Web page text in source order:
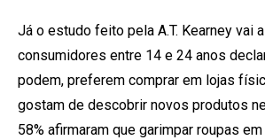
Já o estudo feito pela A.T. Kearney vai
consumidores entre 14 e 24 anos
podem, preferem comprar em lojas
gostam de descobrir novos produtos
58% afirmaram que garimpar roupas